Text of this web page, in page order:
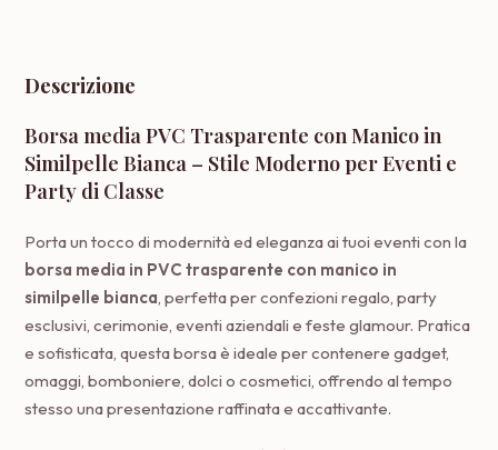
Descrizione
Borsa media PVC Trasparente con Manico in
Similpelle Bianca – Stile Moderno per Eventi e
Party di Classe
Porta un tocco di modernità ed eleganza ai tuoi eventi con la
borsa media in PVC trasparente con manico in
similpelle bianca , perfetta per confezioni regalo, party
esclusivi, cerimonie, eventi aziendali e feste glamour. Pratica
e sofisticata, questa borsa è ideale per contenere gadget,
omaggi, bomboniere, dolci o cosmetici, offrendo al tempo
stesso una presentazione raffinata e accattivante.